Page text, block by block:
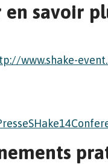
en savoir
www.shake-